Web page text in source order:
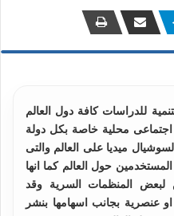
للدراسات كافة دول العالم
محلية خاصة بكل دولة
ميديا على العالم والتى
حول العالم كما انها
لبعض المنظمات السرية وقد
عنصرية بجانب اسهامها بنشر